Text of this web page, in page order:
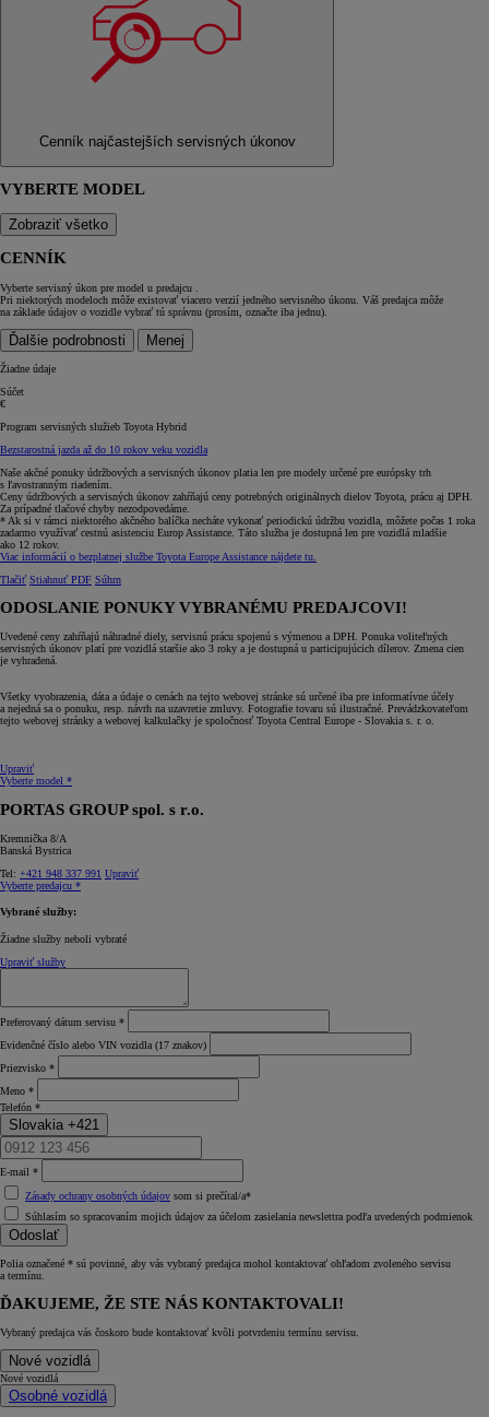
Cenník najčastejších servisných úkonov
VYBERTE MODEL
Zobraziť všetko
CENNÍK
Vyberte servisný úkon pre model u predajcu
Pri niektorých modeloch môže existovať viacero verzií jedného servisného úkonu. Váš predajca môže
na základe údajov o vozidle vybrať tú správnu (prosím, označte iba jednu).
Ďalšie podrobnosti Menej
Žiadne údaje
Súčet
€
Program servisných služieb Toyota Hybrid
Bezstarostná jazda až do 10 rokov veku vozidla
Naše akčné ponuky údržbových a servisných úkonov platia len pre modely určené pre európsky trh
s ľavostranným riadením.
Ceny údržbových a servisných úkonov zahŕňajú ceny potrebných originálnych dielov Toyota, prácu aj DPH.
Za prípadné tlačové chyby nezodpovedáme.
* Ak si v rámci niektorého akčného balíčka necháte vykonať periodickú údržbu vozidla, môžete počas 1 roka
zadarmo využívať cestnú asistenciu Europ Assistance. Táto služba je dostupná len pre vozidlá mladšie
ako 12 rokov.
Viac informácií o bezplatnej službe Toyota Europe Assistance nájdete tu.
Tlačiť Stiahnuť PDF Súhrn
ODOSLANIE PONUKY VYBRANÉMU PREDAJCOVI!
Uvedené ceny zahŕňajú náhradné diely, servisnú prácu spojenú s výmenou a DPH. Ponuka voliteľných
servisných úkonov platí pre vozidlá staršie ako 3 roky a je dostupná u participujúcich dílerov. Zmena cien
je vyhradená.
Všetky vyobrazenia, dáta a údaje o cenách na tejto webovej stránke sú určené iba pre informatívne účely
a nejedná sa o ponuku, resp. návrh na uzavretie zmluvy. Fotografie tovaru sú ilustračné. Prevádzkovateľom
tejto webovej stránky a webovej kalkulačky je spoločnosť Toyota Central Europe - Slovakia s. r. o.
Upraviť
Vyberte model *
PORTAS GROUP spol. s r.o.
Kremnička 8/A
Banská Bystrica
Tel: +421 948 337 991 Upraviť
Vyberte predajcu *
Vybrané služby:
Žiadne služby neboli vybraté
Upraviť služby
Preferovaný dátum servisu *
Evidenčné číslo alebo VIN vozidla (17 znakov)
Priezvisko *
Meno *
Telefón *
Slovakia +421
E‑mail *
Zásady ochrany osobných údajov som si prečítal/a*
Súhlasím so spracovaním mojich údajov za účelom zasielania newslettra podľa uvedených podmienok
Odoslať
Polia označené * sú povinné, aby vás vybraný predajca mohol kontaktovať ohľadom zvoleného servisu
a termínu.
ĎAKUJEME, ŽE STE NÁS KONTAKTOVALI!
Vybraný predajca vás čoskoro bude kontaktovať kvôli potvrdeniu termínu servisu.
Nové vozidlá
Nové vozidlá
Osobné vozidlá